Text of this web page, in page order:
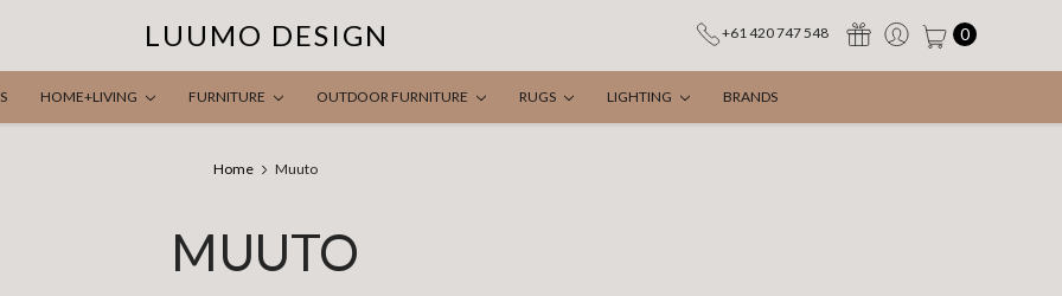
LUUMO DESIGN +61 420 747 548 0
HOME+LIVING FURNITURE OUTDOOR FURNITURE RUGS LIGHTING BRANDS
Home Muuto
MUUTO